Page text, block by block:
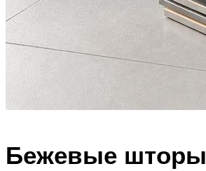
Бежевые шторы